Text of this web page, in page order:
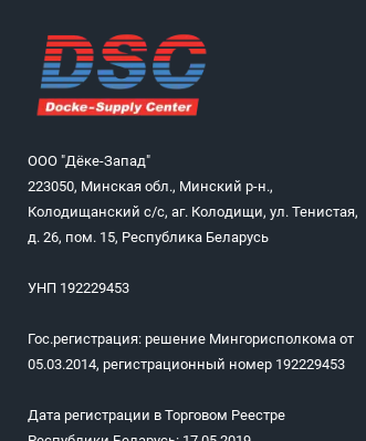
ООО "Дёке-Запад"
223050, Минская обл., Минский р-н.,
Колодищанский с/с, аг. Колодищи, ул. Тенистая,
д. 26, пом. 15, Республика Беларусь
УНП 192229453
Гос.регистрация: решение Мингорисполкома от
05.03.2014, регистрационный номер 192229453
Дата регистрации в Торговом Реестре